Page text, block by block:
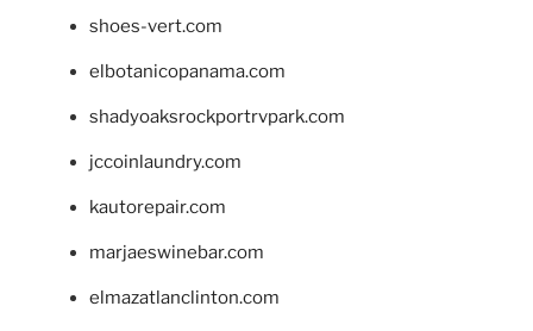
shoes-vert.com
elbotanicopanama.com
shadyoaksrockportrvpark.com
jccoinlaundry.com
kautorepair.com
marjaeswinebar.com
elmazatlanclinton.com